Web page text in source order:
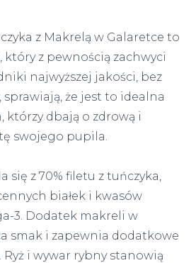
z Makrelą w Galaretce to
z pewnością zachwyci
najwyższej jakości, bez
że jest to idealna
którzy dbają o zdrową i
swojego pupila.
się z 70% filetu z tuńczyka,
białek i kwasów
3. Dodatek makreli w
smak i zapewnia dodatkowe
Ryż i wywar rybny stanowią